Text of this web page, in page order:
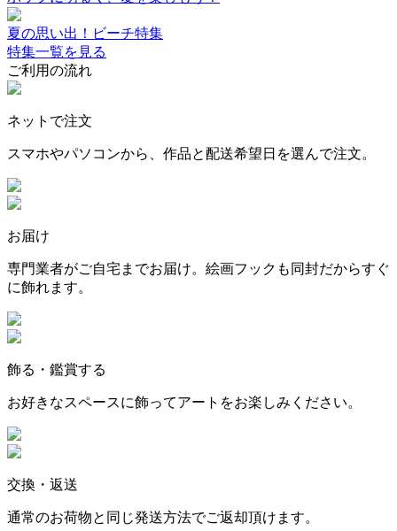
夏の思い出！ビーチ特集
特集一覧を見る
ご利用の流れ
ネットで注文
スマホやパソコンから、作品と配送希望日を選んで注文。
お届け
専門業者がご自宅までお届け。絵画フックも同封だからすぐ
に飾れます。
飾る・鑑賞する
お好きなスペースに飾ってアートをお楽しみください。
交換・返送
通常のお荷物と同じ発送方法でご返却頂けます。